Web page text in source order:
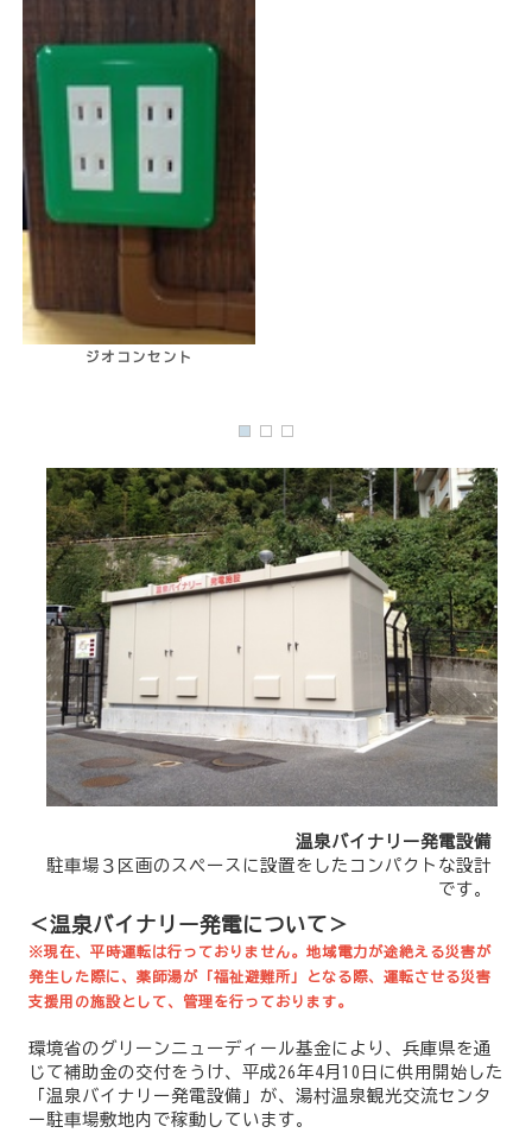
ジオコンセント
温泉バイナリー発電設備
駐車場３区画のスペースに設置をしたコンパクトな設計
です。
＜温泉バイナリー発電について＞
※現在、平時運転は行っておりません。地域電力が途絶える災害が
発生した際に、薬師湯が「福祉避難所」となる際、運転させる災害
支援用の施設として、管理を行っております。
環境省のグリーンニューディール基金により、兵庫県を通
じて補助金の交付をうけ、平成26年4月10日に供用開始した
「温泉バイナリー発電設備」が、湯村温泉観光交流センタ
ー駐車場敷地内で稼動しています。